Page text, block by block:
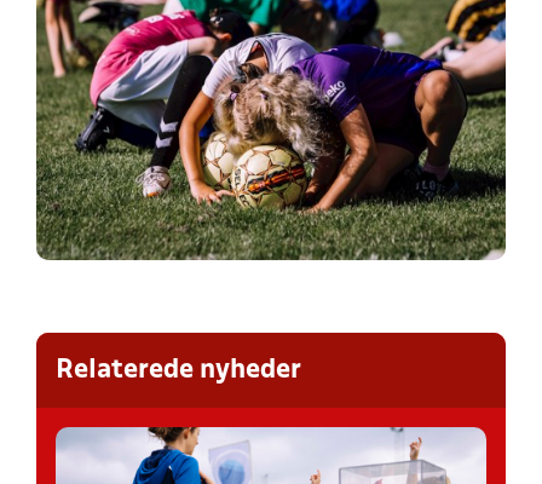
Relaterede nyheder